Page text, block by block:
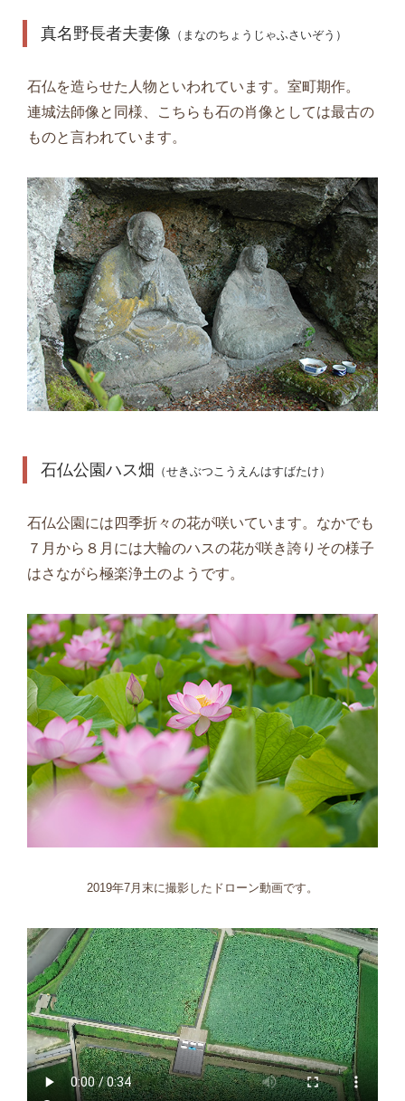
真名野長者夫妻像 （まなのちょうじゃふさいぞう）
石仏を造らせた人物といわれています。室町期作。
連城法師像と同様、こちらも石の肖像としては最古の
ものと言われています。
石仏公園ハス畑 （せきぶつこうえんはすばたけ）
石仏公園には四季折々の花が咲いています。なかでも
７月から８月には大輪のハスの花が咲き誇りその様子
はさながら極楽浄土のようです。
2019年7月末に撮影したドローン動画です。